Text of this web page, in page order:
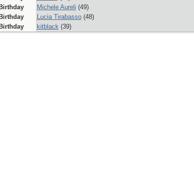
Birthday
Michele Aureli (49)
Birthday
Lucia Tirabasso(48)
Birthday
kitblack(39)